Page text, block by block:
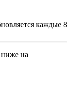
каждые 8
на